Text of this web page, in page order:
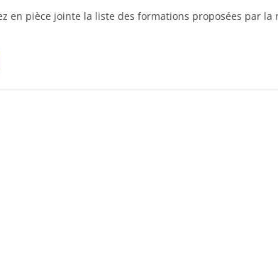
en pièce jointe la liste des formations proposées par la